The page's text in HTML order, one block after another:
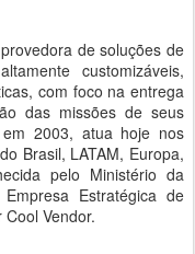
de soluções de
customizáveis,
com foco na entrega
das missões de seus
2003, atua hoje nos
Brasil, LATAM, Europa,
pelo Ministério da
Estratégica de
Vendor.